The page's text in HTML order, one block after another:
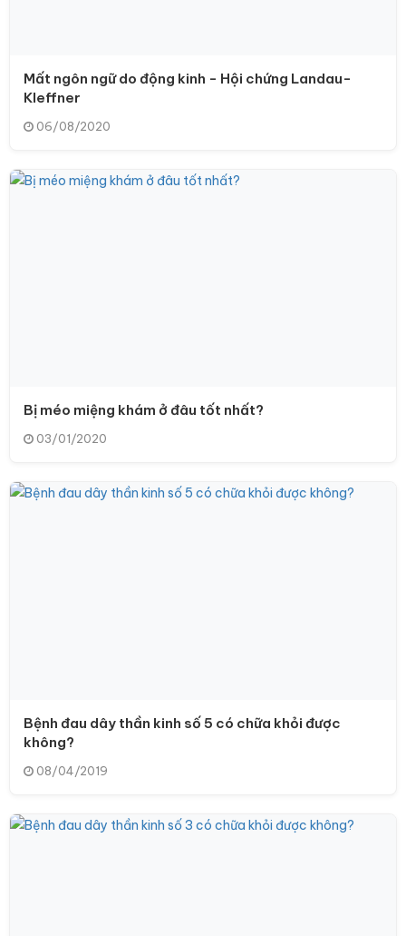
Mất ngôn ngữ do động kinh - Hội chứng Landau-
Kleffner
06/08/2020
Bị méo miệng khám ở đâu tốt nhất?
03/01/2020
Bệnh đau dây thần kinh số 5 có chữa khỏi được
không?
08/04/2019